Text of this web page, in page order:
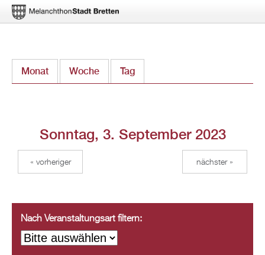
zum
Monat Woche Tag
Sonntag, 3. September 2023
« vorheriger nächster »
Nach Veranstaltungsart filtern: